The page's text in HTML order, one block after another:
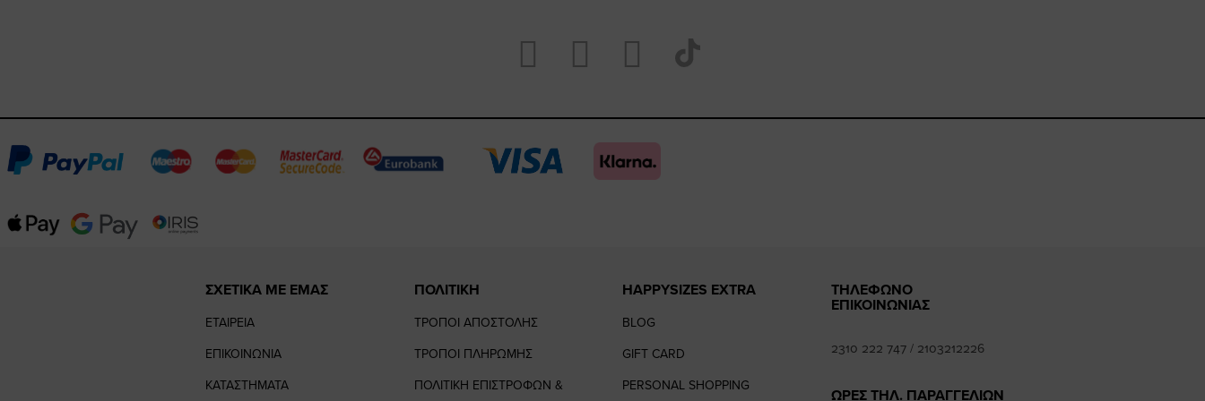
Visit
https://www.facebook.com/happysizes/
page
Visit
https://www.instagram.com/
page
Visit
https://www.youtube.com/user/
feature=mhee
our
ΣΧΕΤΙΚΑ ΜΕ ΕΜΑΣ
ΕΤΑΙΡΕΙΑ
ΕΠΙΚΟΙΝΩΝΙΑ
ΚΑΤΑΣΤΗΜΑΤΑ
ΠΟΛΙΤΙΚΗ
ΤΡΟΠΟΙ ΑΠΟΣΤΟΛΗΣ
ΤΡΟΠΟΙ ΠΛΗΡΩΜΗΣ
ΠΟΛΙΤΙΚΗ ΕΠΙΣΤΡΟΦΩΝ &
HAPPYSIZES EXTRA
BLOG
GIFT CARD
PERSONAL SHOPPING
ΤΗΛΕΦΩΝΟ
ΕΠΙΚΟΙΝΩΝΙΑΣ
2310 222 747 / 2103212226
ΩΡΕΣ ΤΗΛ. ΠΑΡΑΓΓΕΛΙΩΝ